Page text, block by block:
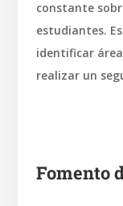
constante
estudiantes.
identificar
realizar un
Fomento